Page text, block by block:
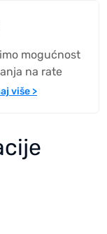
mogućnost
na rate
više >